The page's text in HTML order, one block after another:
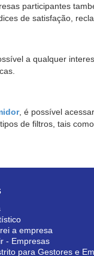
participantes
de satisfação,
a qualquer
, é possível
de filtros, tais
a empresa
- Empresas
para Gestores e